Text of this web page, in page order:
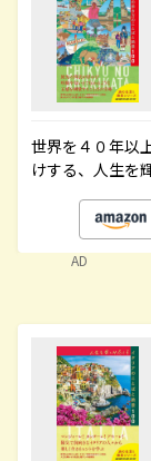
世界を４０年以
けする、人生を
AD